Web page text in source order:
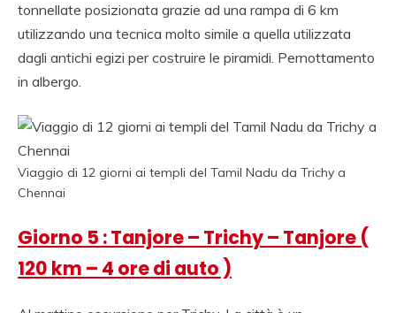
tonnellate posizionata grazie ad una rampa di 6 km
utilizzando una tecnica molto simile a quella utilizzata
dagli antichi egizi per costruire le piramidi. Pernottamento
in albergo.
Viaggio di 12 giorni ai templi del Tamil Nadu da Trichy a
Chennai
Giorno 5 : Tanjore – Trichy – Tanjore (
120 km – 4 ore di auto )